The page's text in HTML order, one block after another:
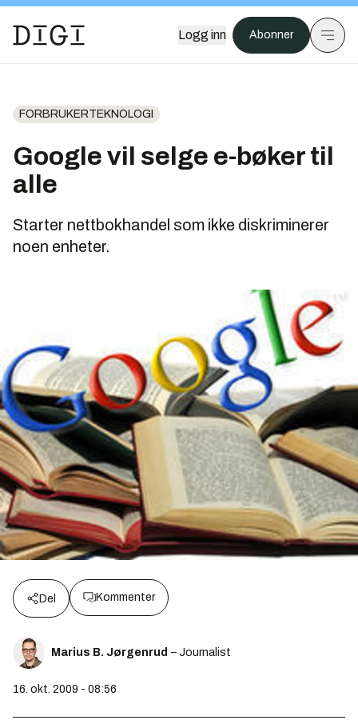
Logg inn Abonner
FORBRUKERTEKNOLOGI
Google vil selge e-bøker til
alle
Starter nettbokhandel som ikke diskriminerer
noen enheter.
Del Kommenter
Marius B. Jørgenrud – Journalist
16. okt. 2009 - 08:56